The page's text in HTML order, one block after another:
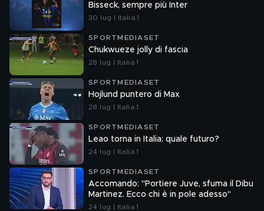
Bisseck, sempre più Inter
30 lug | Italia 1
SPORTMEDIASET
Chukwueze jolly di fascia
28 lug | Italia 1
SPORTMEDIASET
Hojlund puntero di Max
28 lug | Italia 1
SPORTMEDIASET
Leao torna in Italia: quale futuro?
24 lug | Italia 1
SPORTMEDIASET
Accomando: "Portiere Juve, sfuma il Dibu
Martinez. Ecco chi è in pole adesso"
24 lug | Italia 1